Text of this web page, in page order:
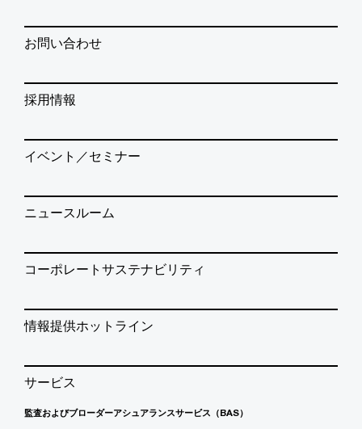
お問い合わせ
採用情報
イベント／セミナー
ニュースルーム
コーポレートサステナビリティ
情報提供ホットライン
サービス
監査およびブローダーアシュアランスサービス（BAS）